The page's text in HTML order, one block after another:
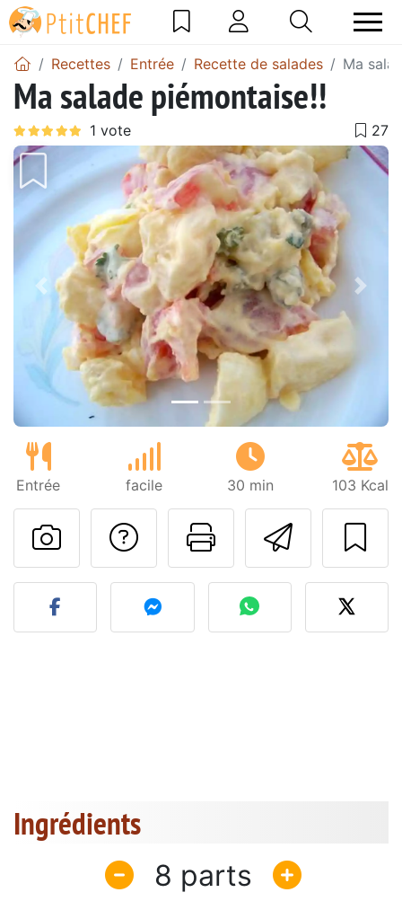
Recettes Entrée Recette de salades Ma
Ma salade piémontaise!!
Précédent
Entrée facile 30 min 103 Kcal
Imprimer
Poser une
Publier votre photo de
Ingrédients
8